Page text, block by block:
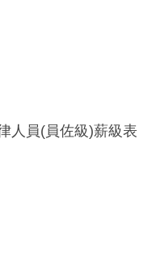
人員(員佐級)薪級表